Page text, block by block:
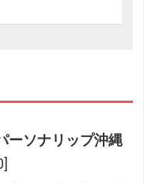
ーソナリップ沖縄